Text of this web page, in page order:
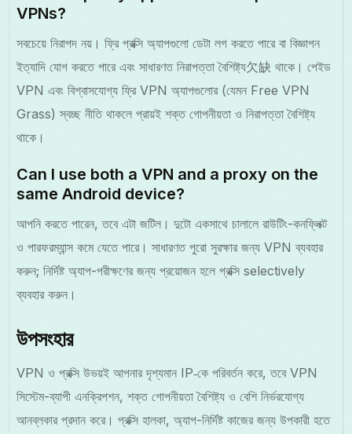
VPNs?
সবচেয়ে নিরাপদ নয়। ফ্রি প্রক্সি অ্যাপগুলো ডেটা লগ করতে পারে বা বিজ্ঞাপন
ইত্যাদি যোগ করতে পারে এবং সাধারণত নিরাপত্তা বৈশিষ্ট্য欠缺 থাকে। পেইড
VPN এবং বিশ্বাসযোগ্য ফ্রি VPN অ্যাপগুলোর (যেমন Free VPN
Grass) স্বচ্ছ নীতি থাকলে প্রায়ই শক্ত গোপনীয়তা ও নিরাপত্তা বৈশিষ্ট্য
থাকে।
Can I use both a VPN and a proxy on the
same Android device?
আপনি করতে পারেন, তবে এটা জটিল। দুটো একসাথে চালালে রাউটিং-কনফ্লিক্ট
ও পারফরম্যান্স কমে যেতে পারে। সাধারণত পুরো সুরক্ষার জন্য VPN ব্যবহার
করুন; নির্দিষ্ট অ্যাপ-পরীক্ষণের জন্য প্রয়োজন হলে প্রক্সি selectively
ব্যবহার করুন।
উপসংহার
VPN ও প্রক্সি উভয়ই আপনার দৃশ্যমান IP‑কে পরিবর্তন করে, তবে VPN
সিস্টেম-ব্যাপী এনক্রিপশন, শক্ত গোপনীয়তা বৈশিষ্ট্য ও বেশি নির্ভরযোগ্য
আনব্লকার প্রদান করে। প্রক্সি হালকা, অ্যাপ-নির্দিষ্ট কাজের জন্য উপকারী হতে